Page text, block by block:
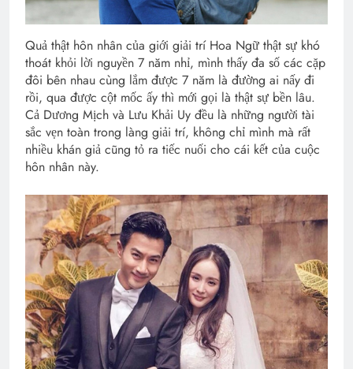
Quả thật hôn nhân của giới giải trí Hoa Ngữ thật sự khó
thoát khỏi lời nguyền 7 năm nhỉ, mình thấy đa số các cặp
đôi bên nhau cùng lắm được 7 năm là đường ai nấy đi
rồi, qua được cột mốc ấy thì mới gọi là thật sự bền lâu.
Cả Dương Mịch và Lưu Khải Uy đều là những người tài
sắc vẹn toàn trong làng giải trí, không chỉ mình mà rất
nhiều khán giả cũng tỏ ra tiếc nuối cho cái kết của cuộc
hôn nhân này.